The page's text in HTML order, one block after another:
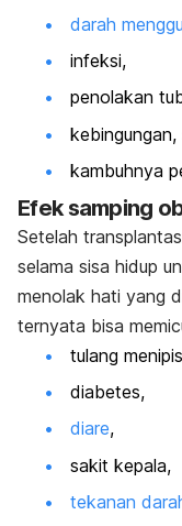
darah
infeksi,
penolakan
kambuhnya
Efek samping
Setelah
selama sisa hidup
menolak hati yang
ternyata bisa
tulang
diabetes,
diare,
sakit kepala,
tekanan